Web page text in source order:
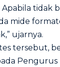
tidak
mide
ujarnya.
tersebut,
Pengurus